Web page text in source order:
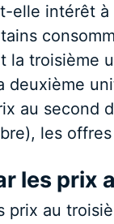
elle intérêt
la troisième
deuxième
au second
les
les prix
prix au